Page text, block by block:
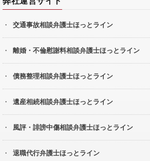
交通事故相談弁護士ほっとライン
離婚・不倫慰謝料相談弁護士ほっとライン
債務整理相談弁護士ほっとライン
遺産相続相談弁護士ほっとライン
風評・誹謗中傷相談弁護士ほっとライン
退職代行弁護士ほっとライン